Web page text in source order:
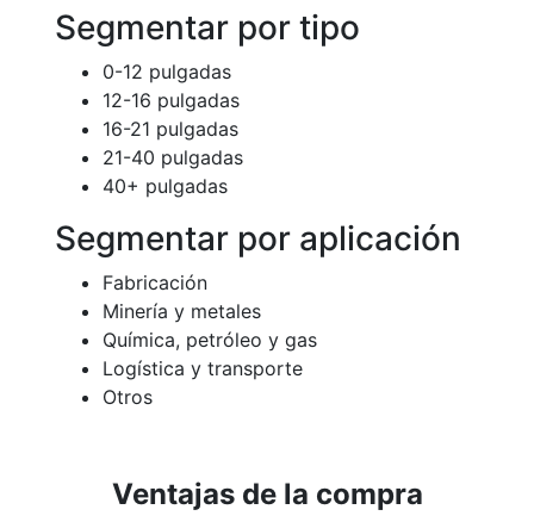
Segmentar por tipo
0-12 pulgadas
12-16 pulgadas
16-21 pulgadas
21-40 pulgadas
40+ pulgadas
Segmentar por aplicación
Fabricación
Minería y metales
Química, petróleo y gas
Logística y transporte
Otros
Ventajas de la compra